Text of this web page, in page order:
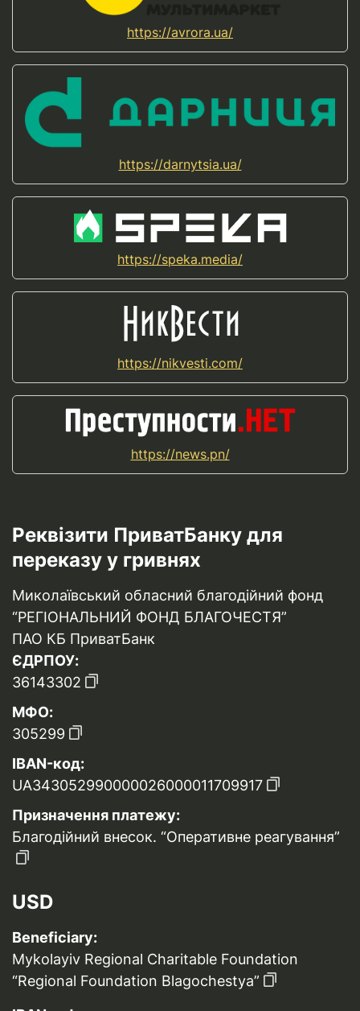
https://avrora.ua/
https://darnytsia.ua/
https://speka.media/
https://nikvesti.com/
https://news.pn/
Реквізити ПриватБанку для
переказу у гривнях
Миколаївський обласний благодійний фонд
“РЕГІОНАЛЬНИЙ ФОНД БЛАГОЧЕСТЯ”
ПАО КБ ПриватБанк
ЄДРПОУ:
36143302
МФО:
305299
IBAN-код:
UA343052990000026000011709917
Призначення платежу:
Благодійний внесок. “Оперативне реагування”
USD
Beneficiary:
Mykolayiv Regional Charitable Foundation
“Regional Foundation Blagochestya”